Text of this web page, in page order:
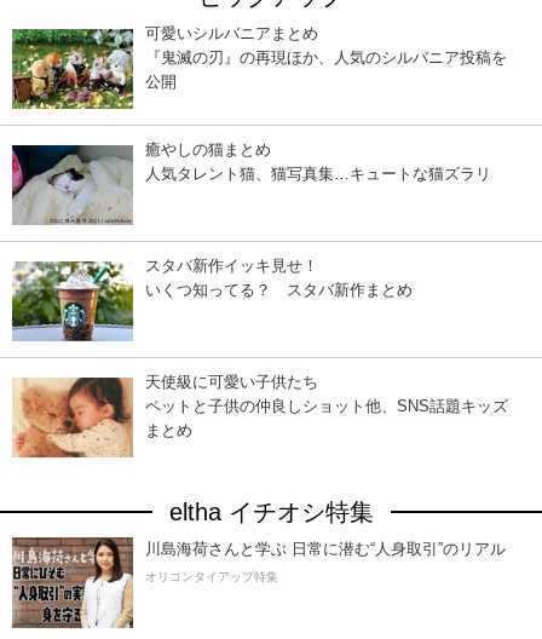
可愛いシルバニアまとめ
『鬼滅の刃』の再現ほか、人気のシルバニア投稿を
公開
癒やしの猫まとめ
人気タレント猫、猫写真集…キュートな猫ズラリ
スタバ新作イッキ見せ！
いくつ知ってる？ スタバ新作まとめ
天使級に可愛い子供たち
ペットと子供の仲良しショット他、SNS話題キッズ
まとめ
eltha イチオシ特集
川島海荷さんと学ぶ 日常に潜む“人身取引”のリアル
オリコンタイアップ特集